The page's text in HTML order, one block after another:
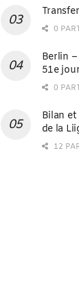
0
Berlin
51e
0
Bilan
de la
12